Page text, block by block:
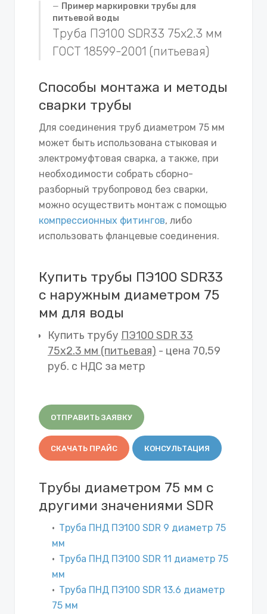
Пример маркировки трубы для
питьевой воды
Труба ПЭ100 SDR33 75х2.3 мм
ГОСТ 18599-2001 (питьевая)
Способы монтажа и методы
сварки трубы
Для соединения труб диаметром 75 мм
может быть использована стыковая и
электромуфтовая сварка, а также, при
необходимости собрать сборно-
разборный трубопровод без сварки,
можно осуществить монтаж с помощью
компрессионных фитингов, либо
использовать фланцевые соединения.
Купить трубы ПЭ100 SDR33
с наружным диаметром 75
мм для воды
Купить трубу ПЭ100 SDR 33
75х2.3 мм (питьевая) - цена 70,59
руб. с НДС за метр
ОТПРАВИТЬ ЗАЯВКУ
СКАЧАТЬ ПРАЙС КОНСУЛЬТАЦИЯ
Трубы диаметром 75 мм с
другими значениями SDR
Труба ПНД ПЭ100 SDR 9 диаметр 75
мм
Труба ПНД ПЭ100 SDR 11 диаметр 75
мм
Труба ПНД ПЭ100 SDR 13.6 диаметр
75 мм